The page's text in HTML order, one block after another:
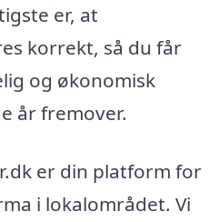
er, at
korrekt, så du får
og økonomisk
år fremover.
er din platform for
i lokalområdet. Vi